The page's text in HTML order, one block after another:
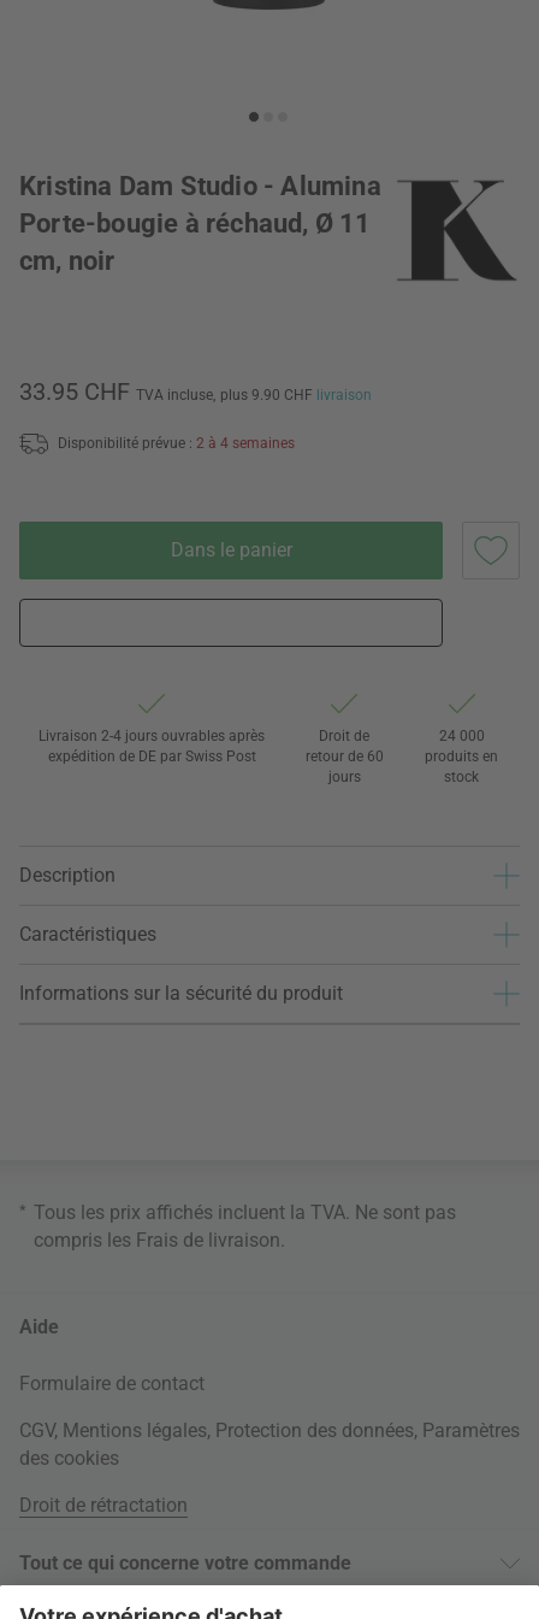
Kristina Dam Studio - Alumina
Porte-bougie à réchaud, Ø 11
cm, noir
33.95 CHF TVA incluse, plus 9.90 CHF livraison
Disponibilité prévue : 2 à 4 semaines
Dans le panier
Livraison 2-4 jours ouvrables après
expédition de DE par Swiss Post
Droit de
retour de 60
jours
24 000
produits en
stock
Description
Caractéristiques
Informations sur la sécurité du produit
* Tous les prix affichés incluent la TVA. Ne sont pas
compris les Frais de livraison
Aide
Formulaire de contact
CGV, Mentions légales, Protection des données, Paramètres
des cookies
Droit de rétractation
Tout ce qui concerne votre commande